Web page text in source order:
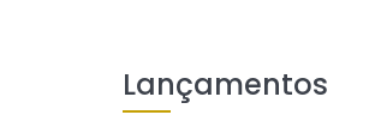
Lançamentos